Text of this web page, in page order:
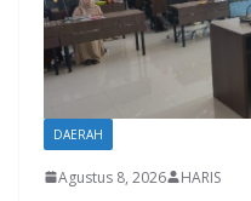
DAERAH
Agustus 8, 2026 HARIS